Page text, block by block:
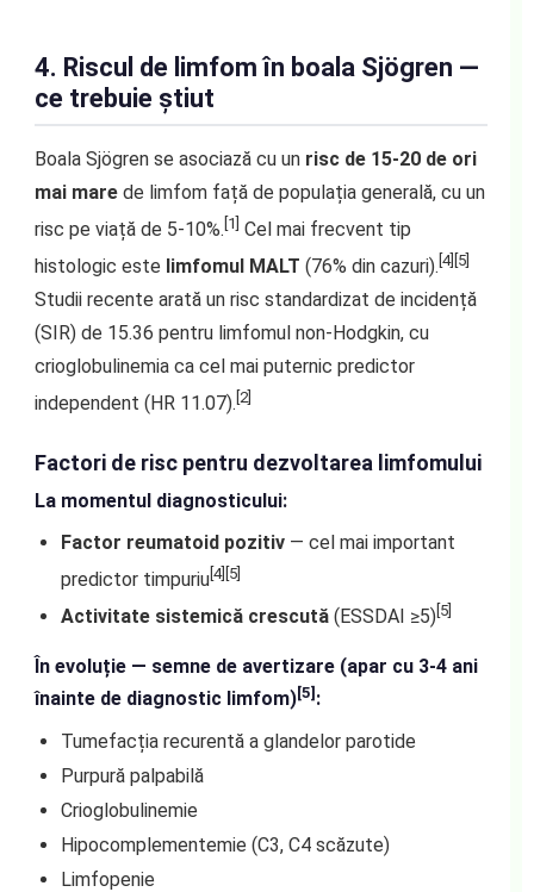
4. Riscul de limfom în boala Sjögren —
ce trebuie știut
Boala Sjögren se asociază cu un risc de 15-20 de ori
mai marede limfom față de populația generală, cu un
risc pe viață de 5-10%. [1] Cel mai frecvent tip
histologic este limfomul MALT (76% din cazuri). [4][5]
Studii recente arată un risc standardizat de incidență
(SIR) de 15.36 pentru limfomul non-Hodgkin, cu
crioglobulinemia ca cel mai puternic predictor
independent (HR 11.07). [2]
Factori de risc pentru dezvoltarea limfomului
La momentul diagnosticului:
Factor reumatoid pozitiv— cel mai important
predictor timpuriu[4][5]
Activitate sistemică crescută(ESSDAI ≥5) [5]
În evoluție — semne de avertizare (apar cu 3-4 ani
înainte de diagnostic limfom)[5] :
Tumefacția recurentă a glandelor parotide
Purpură palpabilă
Crioglobulinemie
Hipocomplementemie (C3, C4 scăzute)
Limfopenie